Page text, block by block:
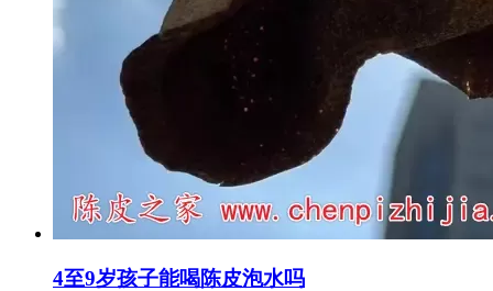
4至9岁孩子能喝陈皮泡水吗